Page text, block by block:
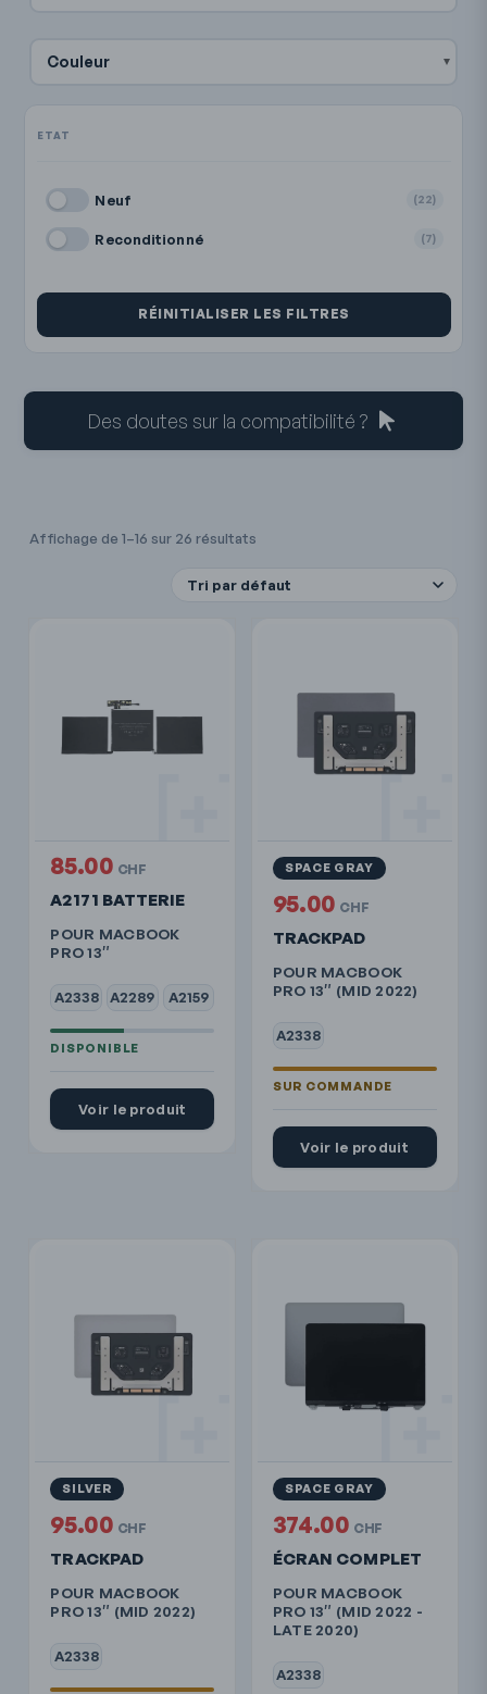
Couleur
Neuf (22)
Reconditionné (7)
RÉINITIALISER LES FILTRES
Des doutes sur la compatibilité ?
Affichage de 1–16 sur 26 résultats
A2171 BATTERIE
POUR MACBOOK
PRO 13″
A2338 A2289 A2159
85.00 CHF
Voir le produit
TRACKPAD
POUR MACBOOK
PRO 13″ (MID 2022)
A2338
SPACE GRAY
95.00 CHF
Voir le produit
TRACKPAD
POUR MACBOOK
PRO 13″ (MID 2022)
A2338
SILVER
95.00 CHF
ÉCRAN COMPLET
POUR MACBOOK
PRO 13″ (MID 2022 -
LATE 2020)
A2338
SPACE GRAY
374.00 CHF